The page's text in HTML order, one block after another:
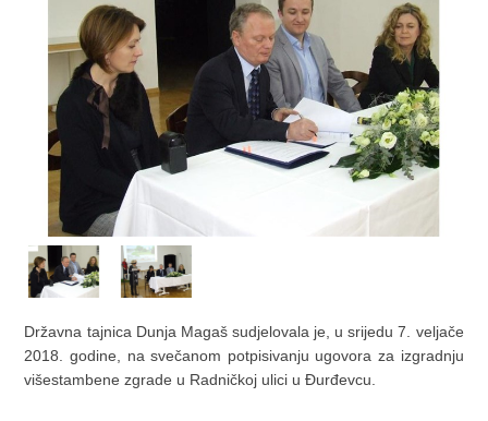
Državna tajnica Dunja Magaš sudjelovala je, u srijedu 7. veljače
2018. godine, na svečanom potpisivanju ugovora za izgradnju
višestambene zgrade u Radničkoj ulici u Đurđevcu.